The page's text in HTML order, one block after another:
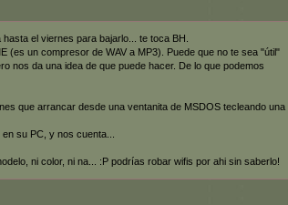
el viernes para bajarlo... te toca BH.
(es un compresor de WAV a MP3). Puede que no te sea "útil"
nos da una idea de que puede hacer. De lo que podemos
que arrancar desde una ventanita de MSDOS tecleando una
su PC, y nos cuenta...
ni color, ni na... :P podrías robar wifis por ahi sin saberlo!